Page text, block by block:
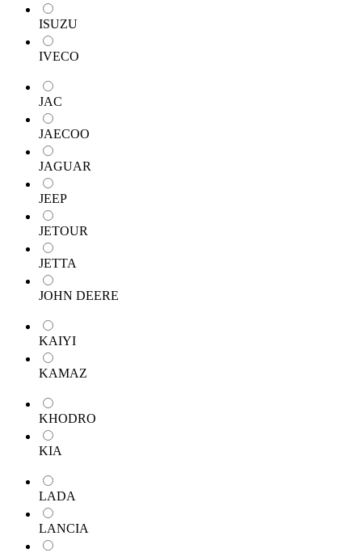
ISUZU
IVECO
JAC
JAECOO
JAGUAR
JEEP
JETOUR
JETTA
JOHN DEERE
KAIYI
KAMAZ
KHODRO
KIA
LADA
LANCIA